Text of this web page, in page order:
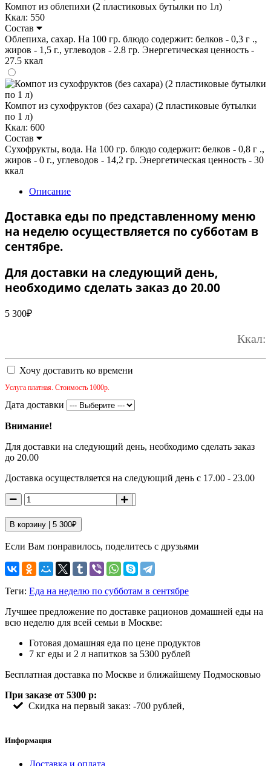
Компот из облепихи (2 пластиковых бутылки по 1л)
Ккал: 550
Состав
Облепиха, сахар. На 100 гр. блюдо содержит: белков - 0,3 г .,
жиров - 1,5 г., углеводов - 2.8 гр. Энергетическая ценность -
27.5 ккал
Компот из сухофруктов (без сахара) (2 пластиковые бутылки
по 1 л)
Ккал: 600
Состав
Сухофрукты, вода. На 100 гр. блюдо содержит: белков - 0,8 г .,
жиров - 0 г., углеводов - 14,2 гр. Энергетическая ценность - 30
ккал
Описание
Доставка еды по представленному меню
на неделю осуществляется по субботам в
сентябре.
Для доставки на следующий день,
необходимо сделать заказ до 20.00
5 300₽
Ккал:
Хочу доставить ко времени
Услуга платная. Стоимость 1000р.
Дата доставки
Внимание!
Для доставки на следующий день, необходимо сделать заказ
до 20.00
Доставка осуществляется на следующий день с 17.00 - 23.00
В корзину | 5 300₽
Если Вам понравилось, поделитесь с друзьями
Теги: Еда на неделю по субботам в сентябре
Лучшее предложение по доставке рационов домашней еды на
всю неделю для всей семьи в Москве:
Готовая домашняя еда по цене продуктов
7 кг еды и 2 л напитков за 5300 рублей
Бесплатная доставка по Москве и ближайшему Подмосковью
При заказе от 5300 р:
Скидка на первый заказ: -700 рублей,
Информация